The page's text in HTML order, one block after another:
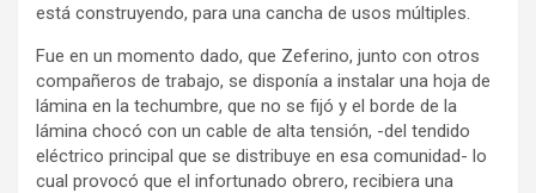
está construyendo, para una cancha de usos múltiples.
Fue en un momento dado, que Zeferino, junto con otros
compañeros de trabajo, se disponía a instalar una hoja de
lámina en la techumbre, que no se fijó y el borde de la
lámina chocó con un cable de alta tensión, -del tendido
eléctrico principal que se distribuye en esa comunidad- lo
cual provocó que el infortunado obrero, recibiera una